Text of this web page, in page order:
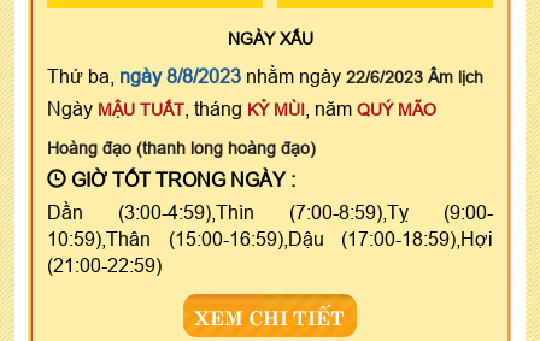
NGÀYXẤU
Thứ ba, ngày 8/8/2023 nhằm ngày 22/6/2023 Âm lịch
Ngày MẬU TUẤT , tháng KỶ MÙI , năm QUÝ MÃO
Hoàng đạo (thanh long hoàng đạo)
GIỜ TỐT TRONG NGÀY :
Dần (3:00-4:59),Thìn (7:00-8:59),Tỵ (9:00-
10:59),Thân (15:00-16:59),Dậu (17:00-18:59),Hợi
(21:00-22:59)
XEM CHI TIẾT